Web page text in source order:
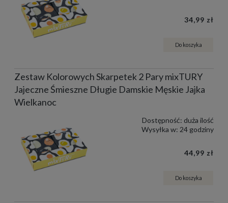
34,99 zł
Do koszyka
Zestaw Kolorowych Skarpetek 2 Pary mixTURY
Jajeczne Śmieszne Długie Damskie Męskie Jajka
Wielkanoc
Dostępność: duża ilość
Wysyłka w: 24 godziny
44,99 zł
Do koszyka